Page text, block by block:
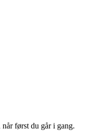
først du går i gang.